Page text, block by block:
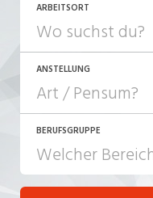
ARBEITSORT
ANSTELLUNG
JOB-TYP
Festanstellung
BERUFSGRUPPE